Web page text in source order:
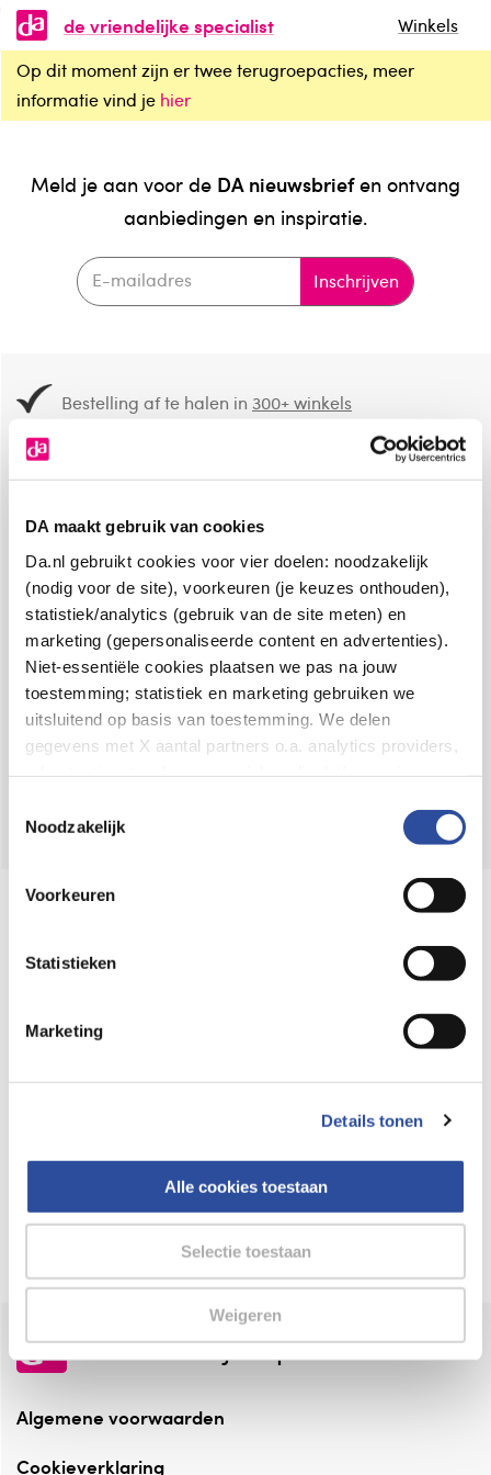
DA maakt gebruik van cookies
Da.nl gebruikt cookies voor vier doelen: noodzakelijk
(nodig voor de site), voorkeuren (je keuzes onthouden),
statistiek/analytics (gebruik van de site meten) en
marketing (gepersonaliseerde content en advertenties).
Niet-essentiële cookies plaatsen we pas na jouw
toestemming; statistiek en marketing gebruiken we
uitsluitend op basis van toestemming. We delen
gegevens met X aantal partners o.a. analytics providers,
en de bewaartermijnen per categorie. Je kunt je keuze op
gegevensverwerking staat in de
Privacyverklaring
Noodzakelijk
Voorkeuren
Statistieken
Marketing
Details tonen
Alle cookies toestaan
Selectie toestaan
Weigeren
de vriendelijke specialist
Winkels
Op dit moment zijn er twee terugroepacties, meer
informatie vind je hier
Meld je aan voor de DA nieuwsbriefen ontvang
aanbiedingen en inspiratie.
Inschrijven
Bestelling af te halen in300+ winkels
8.6 uit4.106 reviews
Over DA
Klantenservice
Assortiment
VolgDAop:
Online aanbieder medicijnen
webshop mag verkopen.
⁠Verantwoorde zorg, ⁠ook online.
Altijd onze folder bij de hand
Check onze folders ⁠bij AlleFolders.
de vriendelijke specialist
Algemene voorwaarden
Cookieverklaring